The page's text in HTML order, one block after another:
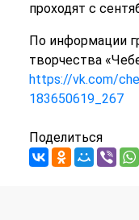
проходят с
По информации
творчества
https://vk.com/
183650619_267
Поделиться